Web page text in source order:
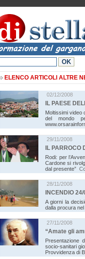
ELENCO ARTICOLI ALTRE
02/12/2008
IL PAESE
Moltissimi video
del mondo
29/11/2008
IL PARROCO
Rodi: per
Cardone si
dal presente”
28/11/2008
INCENDIO
A giorni la
dalla procura nel
27/11/2008
“Amate gli
Presentazione
socio-sanitari
Provvidenza di